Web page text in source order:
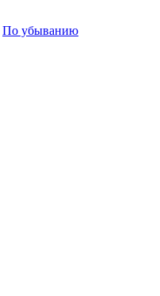
По убыванию